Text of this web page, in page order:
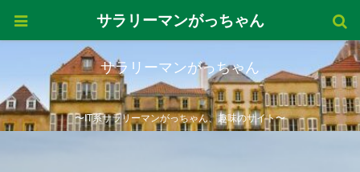
サラリーマンがっちゃん
〜IT系サラリーマンがっちゃん、趣味のサイト〜
サラリーマンがっちゃん